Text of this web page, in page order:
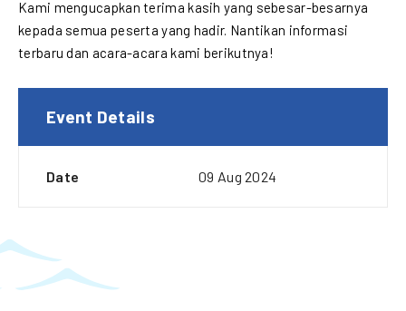
Kami mengucapkan terima kasih yang sebesar-besarnya
kepada semua peserta yang hadir. Nantikan informasi
terbaru dan acara-acara kami berikutnya!
Event Details
Date 09 Aug 2024